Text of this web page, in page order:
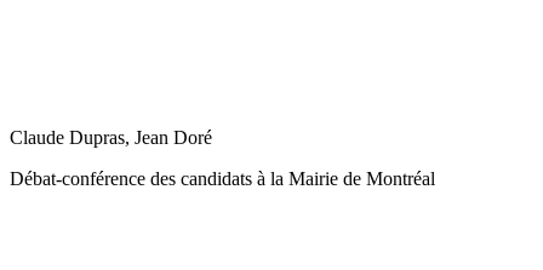
Claude Dupras, Jean Doré
Débat-conférence des candidats à la Mairie de Montréal